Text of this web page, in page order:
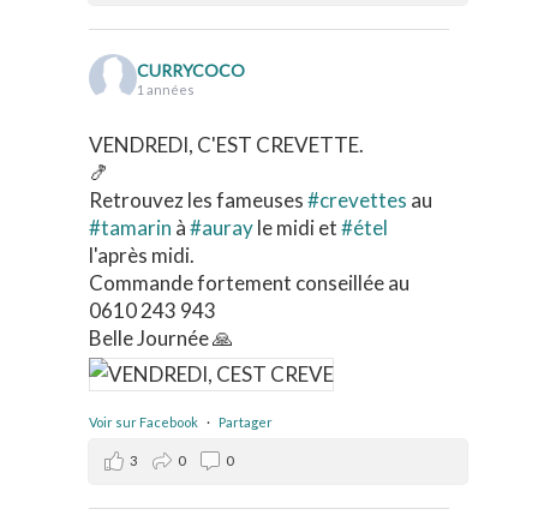
CURRYCOCO
1 années
VENDREDI, C'EST CREVETTE.
🍤
Retrouvez les fameuses#crevettes au
#tamarin à#aurayle midi et#étel
l'après midi.
Commande fortement conseillée au
0610 243 943
Belle Journée 🙏
Voir sur Facebook · Partager
3 0 0